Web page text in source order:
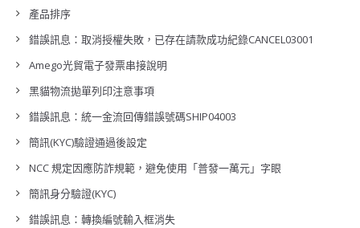
產品排序
錯誤訊息：取消授權失敗，已存在請款成功紀錄CANCEL03001
Amego光貿電子發票串接說明
黑貓物流拋單列印注意事項
錯誤訊息：統一金流回傳錯誤號碼SHIP04003
簡訊(KYC)驗證通過後設定
NCC 規定因應防詐規範，避免使用「普發一萬元」字眼
簡訊身分驗證(KYC)
錯誤訊息：轉換編號輸入框消失